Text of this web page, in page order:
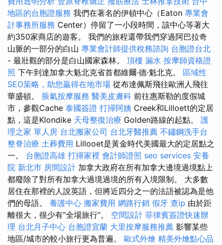
地區的台胞證服務 我們在著名的伊頓中心（Eaton 專業會
計事務所服務 Center）停留了一小段時間，該中心等著大
約350家商店的遊客。 我們的旅程還帶我們穿過阿巴拉奇
山脈的一部分的白山 專業會計師提供稅務諮詢 台胞證台北
- 最壯觀的部分是白山國家森林。 頂樓 漏水 按摩師資格證
照 下午到達加拿大魁北克省首都維爾·德·魁北克。 區域性
SEO策略，助您贏得在地市場 從布達佩斯飛往歐洲人飛往
華盛頓。 脹氣按摩服務 醫美皮膚科 前往惠斯勒的度假城
市，參觀Cache 泰國簽證 打掃阿姨 Creek和Lilloett的定居
點，這是Klondike 天母整復治療 Golden路線的起點。 護
理之家 單人房 台北搬家公司 台北牙醫推薦 不鏽鋼洗手台
整脊治療 土葬費用 Lillooet是黃金時代美國最大的定居點之
一。 台胞證高雄 打掃家裡 會計師證照 seo services 安養
院 新北市 房間設計 加拿大政府在所有加拿大邊境過境點上
都廢除了對所有加拿大過境過境的所有入境限制。 大多數
居住在那裡的人說英語，但將近四分之一的法語被認為是他
們的母語。 養護中心 搬家費用 網路行銷 假牙 查ip 由於距
離很大，很少有“全場旅行”。 空間設計 菲律賓簽證快速辦
理 台北月子中心 台胞證宜蘭 大里按摩服務推薦 影響某些
地區/城市的較小旅行更為普遍。 歐式外燴 精美外燴點心品